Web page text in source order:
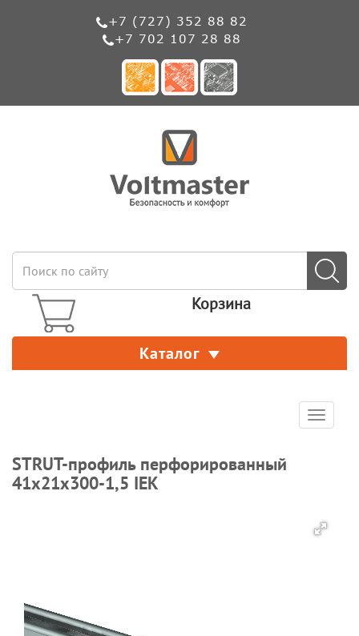
+7 (727) 352 88 82
+7 702 107 28 88
Корзина
Каталог
Toggle
STRUT-профиль перфорированный
41х21х300-1,5 IEK